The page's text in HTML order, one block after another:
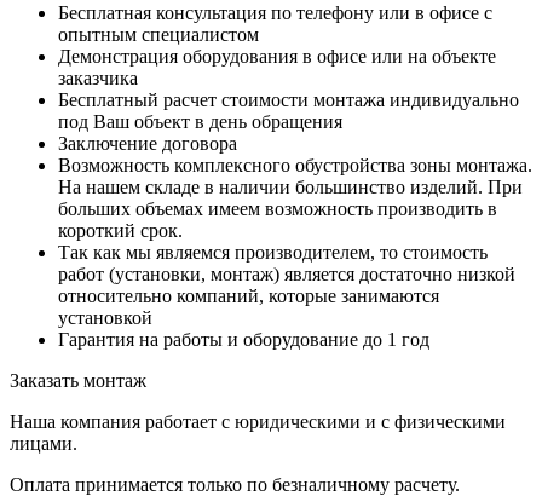
Бесплатная консультация по телефону или в офисе с
опытным специалистом
Демонстрация оборудования в офисе или на объекте
заказчика
Бесплатный расчет стоимости монтажа индивидуально
под Ваш объект в день обращения
Заключение договора
Возможность комплексного обустройства зоны монтажа.
На нашем складе в наличии большинство изделий. При
больших объемах имеем возможность производить в
короткий срок.
Так как мы являемся производителем, то стоимость
работ (установки, монтаж) является достаточно низкой
относительно компаний, которые занимаются
установкой
Гарантия на работы и оборудование до 1 год
Заказать монтаж
Наша компания работает с юридическими и с физическими
лицами.
Оплата принимается только по безналичному расчету.